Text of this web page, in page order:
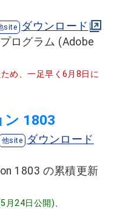
ダウンロード
ログラム (Adobe
め、一足早く6月8日に
ン 1803
ダウンロード
1803 の累積更新
24日公開)、